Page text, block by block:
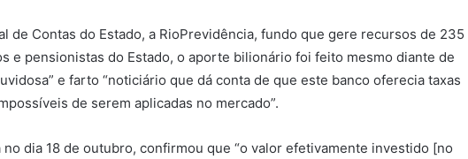
de Contas do Estado, a RioPrevidência, fundo que gere recursos de 235
e pensionistas do Estado, o aporte bilionário foi feito mesmo diante de
e farto “noticiário que dá conta de que este banco oferecia taxas
de serem aplicadas no mercado”.
dia 18 de outubro, confirmou que “o valor efetivamente investido [no